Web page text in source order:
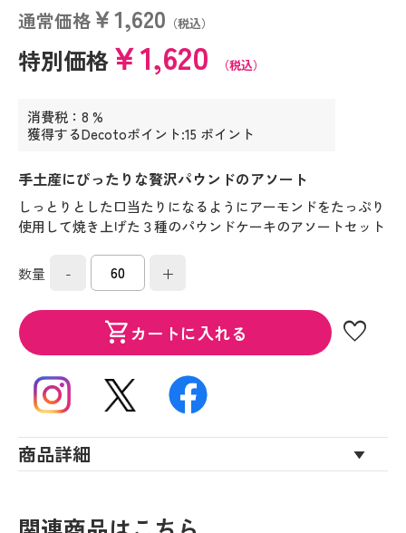
通常価格￥1,620 （税込）
特別価格￥1,620 （税込）
消費税：8 %
獲得するDecotoポイント:15 ポイント
手土産にぴったりな贅沢パウンドのアソート
しっとりとした口当たりになるようにアーモンドをたっぷり
使用して焼き上げた３種のパウンドケーキのアソートセット
数量 - +
shopping_cartカートに入れる favorite
商品詳細